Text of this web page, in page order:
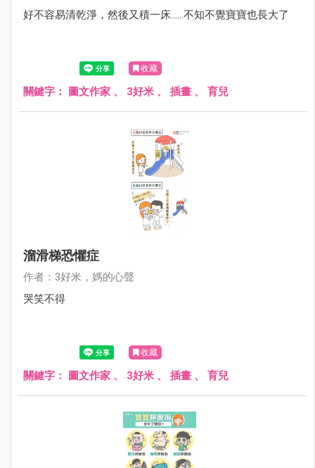
好不容易清乾淨，然後又積一床......不知不覺寶寶也長大了
收藏
關鍵字： 圖文作家 、 3好米 、 插畫 、 育兒
溜滑梯恐懼症
作者：3好米，媽的心聲
哭笑不得
收藏
關鍵字： 圖文作家 、 3好米 、 插畫 、 育兒